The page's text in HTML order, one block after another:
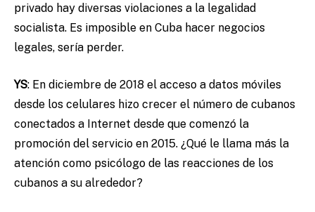
privado hay diversas violaciones a la legalidad
socialista. Es imposible en Cuba hacer negocios
legales, sería perder.
YS: En diciembre de 2018 el acceso a datos móviles
desde los celulares hizo crecer el número de cubanos
conectados a Internet desde que comenzó la
promoción del servicio en 2015. ¿Qué le llama más la
atención como psicólogo de las reacciones de los
cubanos a su alrededor?